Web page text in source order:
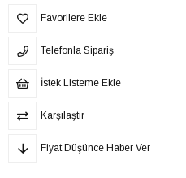
Favorilere Ekle
Telefonla Sipariş
İstek Listeme Ekle
Karşılaştır
Fiyat Düşünce Haber Ver